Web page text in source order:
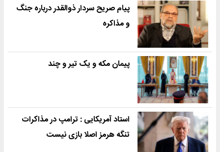
پیام صریح سردار ذوالقدر درباره جنگ
و مذاکره
پیمان مکه و یک تیر و چند
استاد آمریکایی : ترامپ در مذاکرات
تنگه هرمز اصلا بازی نیست